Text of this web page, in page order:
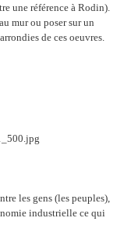
une référence à Rodin).
mur ou poser sur un
de ces oeuvres.
les gens (les peuples),
industrielle ce qui